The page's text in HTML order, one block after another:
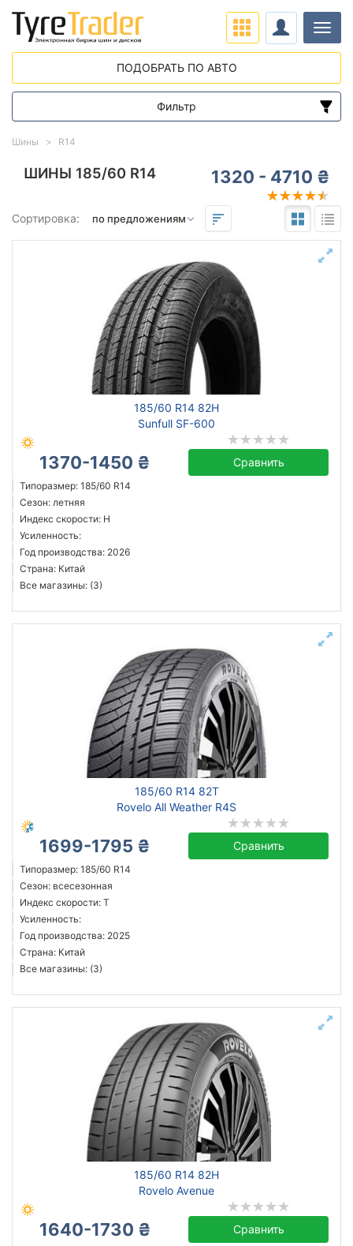
ШИНЫ 185/60 R14 1320 - 4710 ₴
Сортировка:
185/60 R14 82H
Sunfull SF-600
1370-1450 ₴ Сравнить
Типоразмер: 185/60 R14
Сезон: летняя
Индекс скорости: H
Усиленность:
Год производства: 2026
Страна: Китай
Все магазины: (3)
185/60 R14 82T
Rovelo All Weather R4S
1699-1795 ₴ Сравнить
Типоразмер: 185/60 R14
Сезон: всесезонная
Индекс скорости: T
Усиленность:
Год производства: 2025
Страна: Китай
Все магазины: (3)
185/60 R14 82H
Rovelo Avenue
1640-1730 ₴ Сравнить
Шины R14
ПОДОБРАТЬ ПО АВТО
Фильтр
Диапазон цен
от
Подбор по параметрам
185
Triangle
Hankook
Sailun
Goodyear
Bridgestone
Achilles
Все бренды
Страна производства
Подобрать